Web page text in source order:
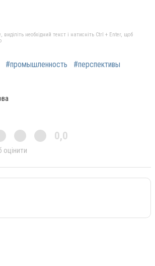
необхідний текст і натисніть Ctrl + Enter, щоб
#промышленность
#перспективы
0,0
оцінити